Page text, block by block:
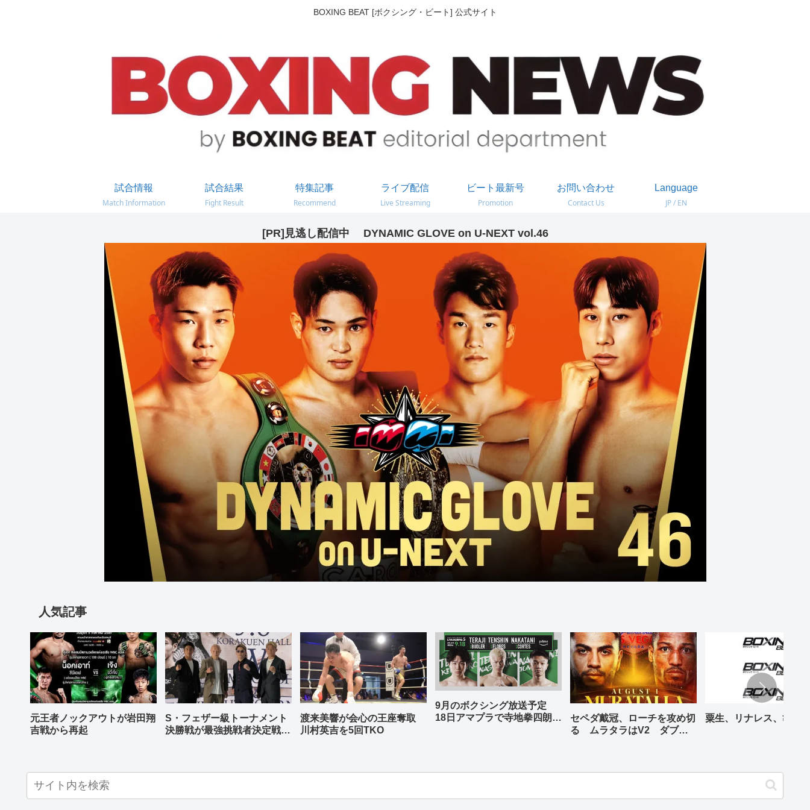
BOXING BEAT [ボクシング・ビート] 公式サイト
試合情報
Match Information
試合結果
Fight Result
特集記事
Recommend
ライブ配信
Live Streaming
ビート最新号
Promotion
お問い合わせ
Contact Us
Language
JP / EN
[PR]見逃し配信中 DYNAMIC GLOVE on U-NEXT vol.46
人気記事
元王者ノックアウトが岩田翔
吉戦から再起
S・フェザー級トーナメント
決勝戦が最強挑戦者決定戦兼
渡来美響が会心の王座奪取
川村英吉を5回TKO
9月のボクシング放送予定
18日アマプラで寺地拳四朗、
セペダ戴冠、ローチを攻め切
る ムラタラはV2 ダブル
粟生、リナレス、亀海